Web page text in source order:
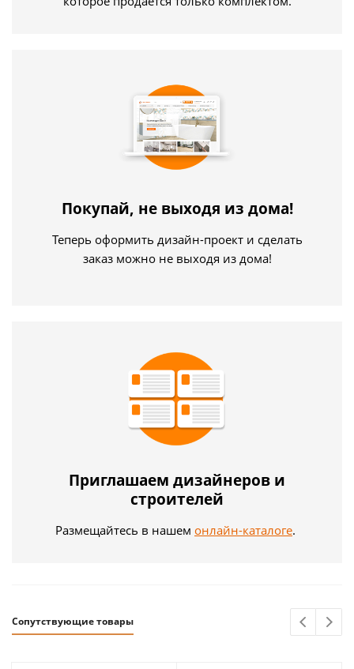
Покупай, не выходя из дома!
Теперь оформить дизайн-проект и сделать
заказ можно не выходя из дома!
Приглашаем дизайнеров и
строителей
Размещайтесь в нашем онлайн-каталоге.
Сопутствующие товары